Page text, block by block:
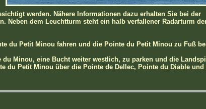
werden. Nähere Informationen dazu erhalten Sie bei der
Neben dem Leuchtturm steht ein halb verfallener Radarturm
du Petit Minou fahren und die Pointe du Petit Minou zu Fuß
Minou, eine Bucht weiter westlich, zu parken und die
du Petit Minou über die Pointe de Dellec, Pointe du Diable und